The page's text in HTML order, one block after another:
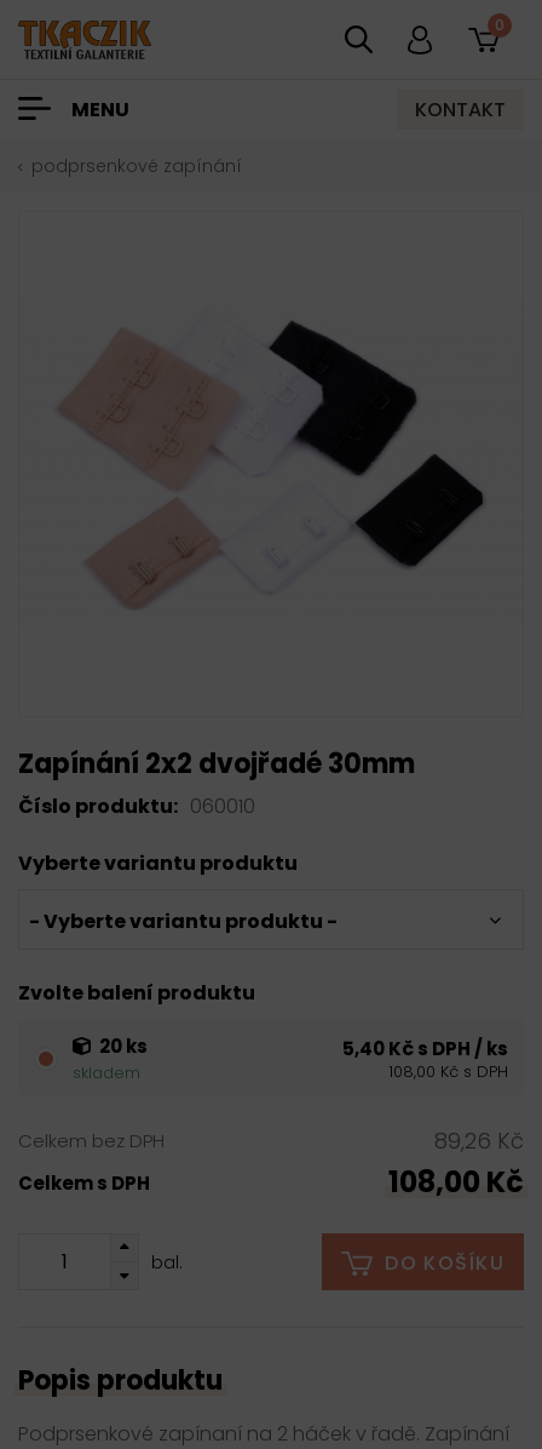
0
MENU KONTAKT
podprsenkové zapínání
Zapínání 2x2 dvojřadé 30mm
Číslo produktu: 060010
Vyberte variantu produktu
- Vyberte variantu produktu -
Zvolte balení produktu
20 ks
skladem
5,40 Kč s DPH / ks
108,00 Kč s DPH
Celkem bez DPH 89,26 Kč
Celkem s DPH 108,00 Kč
bal. DO KOŠÍKU
Popis produktu
Podprsenkové zapínaní na 2 háček v řadě. Zapínání